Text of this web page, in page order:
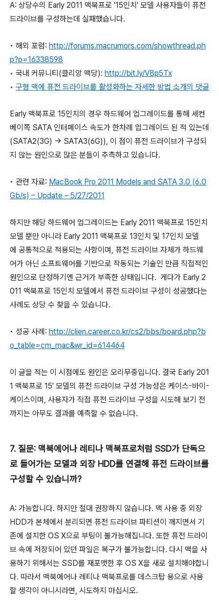
A: 상당수의 Early 2011 맥북프로 '15인치' 모델 사용자들이 퓨전
드라이브를 구성하는데 실패했습니다.
• 해외 포럼: http://forums.macrumors.com/showthread.ph
p?p=16338598
• 국내 커뮤니티(클리앙 맥당): http://bit.ly/V8p5Tx
• 구형 맥에 퓨전 드라이브를 활성화하는 자세한 방법 소개의 댓글
Early 맥북프로 15인치의 경우 하드웨어 업그레이드를 통해 세컨
베이쪽 SATA 인터페이스 속도가 한차례 업그레이드 된 적 있는데
(SATA2(3G) → SATA3(6G)), 이 점이 퓨전 드라이브가 구성되
지 않는 원인으로 많은 분들이 추측하고 있습니다.
• 관련 자료: MacBook Pro 2011 Models and SATA 3.0 (6.0
Gb/s) – Update – 5/27/2011
하지만 해당 하드웨어 업그레이드는 Early 2011 맥북프로 15인치
모델 뿐만 아니라 Early 2011 맥북프로 13인치 및 17인치 모델
에 공통적으로 적용되는 사항이며, 퓨전 드라이브 자체가 하드웨
어가 아닌 소프트웨어를 기반으로 작동되는 기술인 만큼 직접적인
원인으로 단정하기엔 근거가 부족한 상태입니다. 게다가 Early 2
011 맥북프로 15인치 모델에서 퓨전 드라이브 구성이 성공했다는
사례도 상당 수 찾을 수 있습니다.
• 성공 사례: http://clien.career.co.kr/cs2/bbs/board.php?b
o_table=cm_mac&wr_id=614464
이 글을 적는 이 시점에도 원인은 오리무중입니다. 결국 Early 201
1 맥북프로 15' 모델의 퓨전 드라이브 구성 가능성은 케이스-바이-
케이스이며, 사용자가 직접 퓨전 드라이브 구성을 시도해 보기 전
까지는 아무도 결과를 예측할 수 없습니다.
7. 질문: 맥북에어나 레티나 맥북프로처럼 SSD가 단독으
로 들어가는 모델과 외장 HDD를 연결해 퓨전 드라이브를
구성할 수 있습니까?
A: 가능합니다. 하지만 절대 권장하지 않습니다. 맥 사용 중 외장
HDD가 본체에서 분리되면 퓨전 드라이브 파티션이 깨지면서 기
존에 설치한 OS X으로 부팅이 불가능해집니다. 또한 퓨전 드라이
브 속에 저장되어 있던 파일은 복구가 불가능합니다. 다시 맥을 사
용하기 위해서는 SSD를 재포맷한 후 OS X을 새로 설치해야합니
다. 따라서 맥북에어나 레티나 맥북프로를 데스크탑 용으로 사용
할 생각이 아니시라면, 시도하지 마십시오.